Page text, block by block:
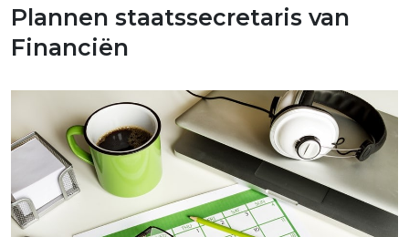
Loon
Plannen staatssecretaris van
Financiën